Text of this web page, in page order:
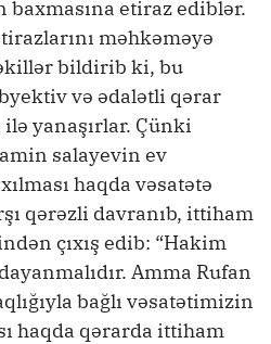
baxmasına etiraz ediblər.
məhkəməyə
bildirib ki, bu
və ədalətli qərar
yanaşırlar. Çünki
salayevin ev
haqda vəsatətə
qərəzli davranıb, ittiham
çıxış edib: “Hakim
Amma Rufan
bağlı vəsatətimizin
haqda qərarda ittiham